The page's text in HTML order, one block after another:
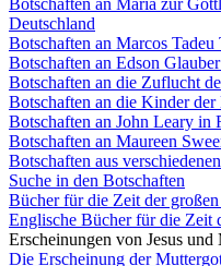
Deutschland
Botschaften an Marcos
Botschaften an Edson
Botschaften an die Zuflucht
Botschaften an die Kinder
Botschaften an John Leary in
Botschaften an Maureen
Botschaften aus
Suche in den Botschaften
Bücher für die Zeit der großen
Englische Bücher für die Zeit
Erscheinungen von Jesus und
Die Erscheinung der